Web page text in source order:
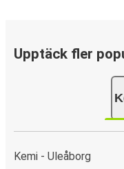
bara några få klick.
PayPal, Google Pay
Upptäck fler
Kemi - Uleåborg